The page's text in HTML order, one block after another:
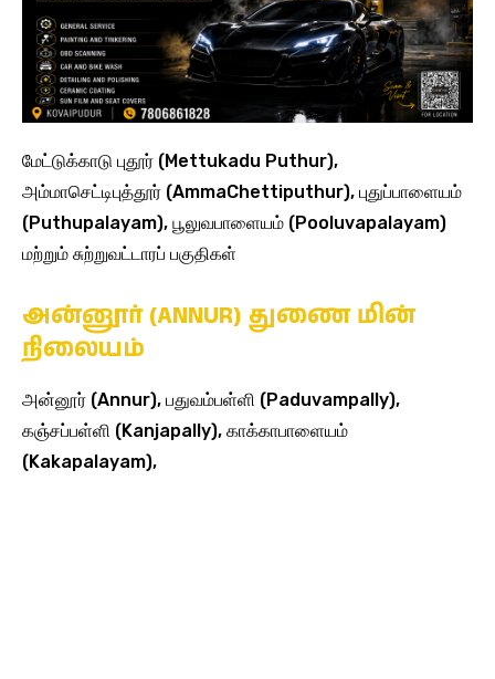
மேட்டுக்காடு புதூர் (Mettukadu Puthur),
அம்மாசெட்டிபுத்தூர் (AmmaChettiputhur), புதுப்பாளையம்
(Puthupalayam), பூலுவபாளையம் (Pooluvapalayam)
மற்றும் சுற்றுவட்டாரப் பகுதிகள்
அன்னூர் (ANNUR) துணை மின்
நிலையம்
அன்னூர் (Annur), பதுவம்பள்ளி (Paduvampally),
கஞ்சப்பள்ளி (Kanjapally), காக்காபாளையம்
(Kakapalayam),